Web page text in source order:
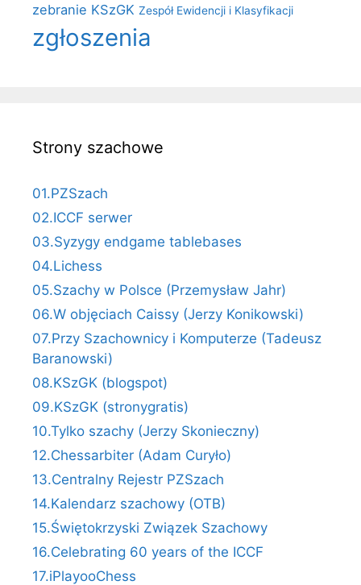
zebranie KSzGK Zespół Ewidencji i Klasyfikacji
zgłoszenia
Strony szachowe
01.PZSzach
02.ICCF serwer
03.Syzygy endgame tablebases
04.Lichess
05.Szachy w Polsce (Przemysław Jahr)
06.W objęciach Caissy (Jerzy Konikowski)
07.Przy Szachownicy i Komputerze (Tadeusz
Baranowski)
08.KSzGK (blogspot)
09.KSzGK (stronygratis)
10.Tylko szachy (Jerzy Skonieczny)
12.Chessarbiter (Adam Curyło)
13.Centralny Rejestr PZSzach
14.Kalendarz szachowy (OTB)
15.Świętokrzyski Związek Szachowy
16.Celebrating 60 years of the ICCF
17.iPlayooChess